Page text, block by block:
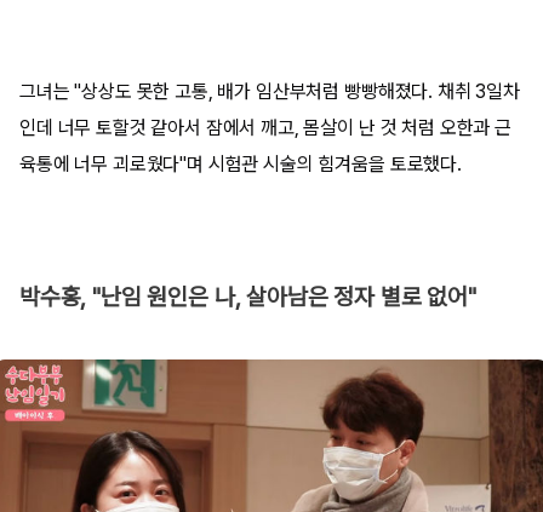
그녀는 "상상도 못한 고통, 배가 임산부처럼 빵빵해졌다. 채취 3일차
인데 너무 토할것 같아서 잠에서 깨고, 몸살이 난 것 처럼 오한과 근
육통에 너무 괴로웠다"며 시험관 시술의 힘겨움을 토로했다.
박수홍, "난임 원인은 나, 살아남은 정자 별로 없어"